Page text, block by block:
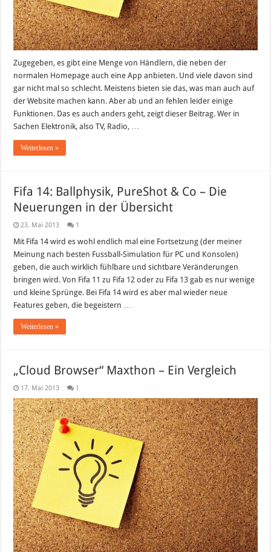
Zugegeben, es gibt eine Menge von Händlern, die neben der
normalen Homepage auch eine App anbieten. Und viele davon sind
gar nicht mal so schlecht. Meistens bieten sie das, was man auch auf
der Website machen kann. Aber ab und an fehlen leider einige
Funktionen. Das es auch anders geht, zeigt dieser Beitrag. Wer in
Sachen Elektronik, also TV, Radio, …
Weiterlesen »
Fifa 14: Ballphysik, PureShot & Co – Die
Neuerungen in der Übersicht
23. Mai 2013 1
Mit Fifa 14 wird es wohl endlich mal eine Fortsetzung (der meiner
Meinung nach besten Fussball-Simulation für PC und Konsolen)
geben, die auch wirklich fühlbare und sichtbare Veränderungen
bringen wird. Von Fifa 11 zu Fifa 12 oder zu Fifa 13 gab es nur wenige
und kleine Sprünge. Bei Fifa 14 wird es aber mal wieder neue
Features geben, die begeistern …
Weiterlesen »
„Cloud Browser“ Maxthon – Ein Vergleich
17. Mai 2013 1